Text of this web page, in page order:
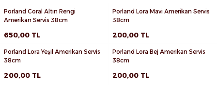
Yeni
Favorilere Ekle
Porland Coral Altın Rengi
Amerikan Servis 38cm
650,00 TL
Yeni
Favorilere Ekle
Porland Lora Mavi Amerikan Servis
38cm
200,00TL
Yeni
Favorilere Ekle
Porland Lora Yeşil Amerikan Servis
38cm
200,00 TL
Yeni
Favorilere Ekle
Porland Lora Bej Amerikan Servis
38cm
200,00TL